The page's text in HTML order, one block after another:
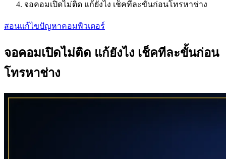
จอคอมเปิดไม่ติด แก้ยังไง เช็คทีละขั้นก่อนโทรหาช่าง
สอนแก้ไขปัญหาคอมพิวเตอร์
จอคอมเปิดไม่ติด แก้ยังไง เช็คทีละขั้นก่อน
โทรหาช่าง